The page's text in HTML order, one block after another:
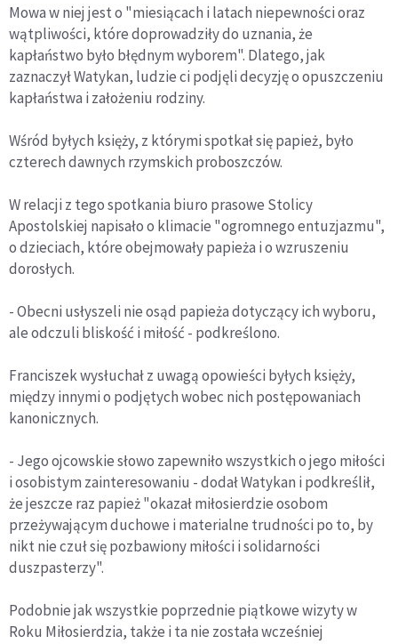
Mowa w niej jest o "miesiącach i latach niepewności oraz
wątpliwości, które doprowadziły do uznania, że
kapłaństwo było błędnym wyborem". Dlatego, jak
zaznaczył Watykan, ludzie ci podjęli decyzję o opuszczeniu
kapłaństwa i założeniu rodziny.
Wśród byłych księży, z którymi spotkał się papież, było
czterech dawnych rzymskich proboszczów.
W relacji z tego spotkania biuro prasowe Stolicy
Apostolskiej napisało o klimacie "ogromnego entuzjazmu",
o dzieciach, które obejmowały papieża i o wzruszeniu
dorosłych.
- Obecni usłyszeli nie osąd papieża dotyczący ich wyboru,
ale odczuli bliskość i miłość - podkreślono.
Franciszek wysłuchał z uwagą opowieści byłych księży,
między innymi o podjętych wobec nich postępowaniach
kanonicznych.
- Jego ojcowskie słowo zapewniło wszystkich o jego miłości
i osobistym zainteresowaniu - dodał Watykan i podkreślił,
że jeszcze raz papież "okazał miłosierdzie osobom
przeżywającym duchowe i materialne trudności po to, by
nikt nie czuł się pozbawiony miłości i solidarności
duszpasterzy".
Podobnie jak wszystkie poprzednie piątkowe wizyty w
Roku Miłosierdzia, także i ta nie została wcześniej